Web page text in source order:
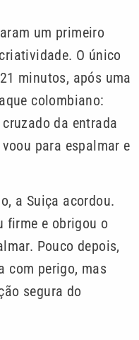
um primeiro
O único
minutos, após uma
colombiano:
da entrada
para espalmar e
a Suiça acordou.
firme e obrigou o
Pouco depois,
com perigo, mas
segura do